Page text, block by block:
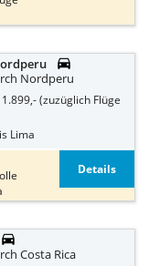

Nordperu
(zuzüglich Flüge
Lima
Details
Costa Rica